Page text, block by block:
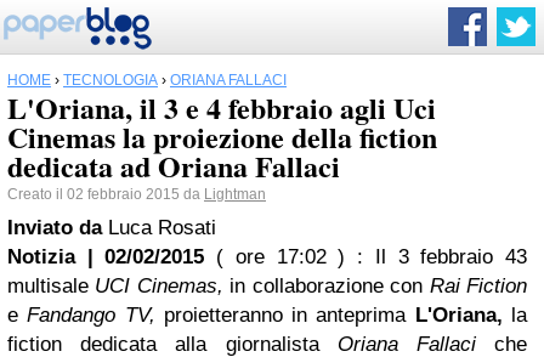
HOME › TECNOLOGIA › ORIANA FALLACI
L'Oriana, il 3 e 4 febbraio agli Uci
Cinemas la proiezione della fiction
dedicata ad Oriana Fallaci
Creato il 02 febbraio 2015 da Lightman
Inviato da Luca Rosati
Notizia | 02/02/2015 ( ore 17:02 ) : Il 3 febbraio 43
multisale UCI Cinemas, in collaborazione con Rai Fiction
eFandango TV, proietteranno in anteprima L'Oriana, la
fiction dedicata alla giornalista Oriana Fallaciche